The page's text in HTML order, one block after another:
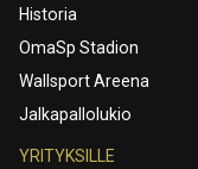
Historia
OmaSp Stadion
Wallsport Areena
Jalkapallolukio
YRITYKSILLE